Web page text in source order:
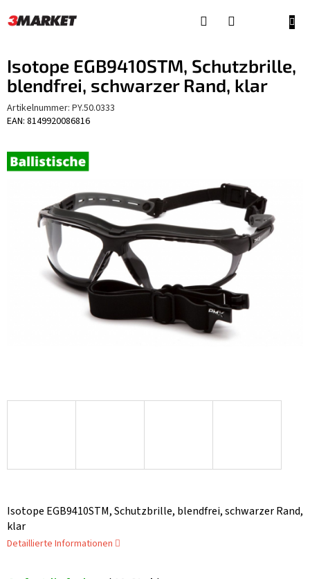
Inhalt
Isotope EGB9410STM, Schutzbrille,
blendfrei, schwarzer Rand, klar
Artikelnummer: PY.50.0333
EAN: 8149920086816
Isotope EGB9410STM, Schutzbrille, blendfrei, schwarzer Rand,
klar
Detaillierte Informationen